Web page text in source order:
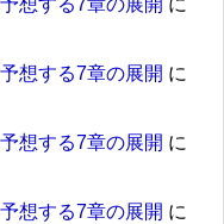
想する7章の展開 に
想する7章の展開 に
想する7章の展開 に
想する7章の展開 に